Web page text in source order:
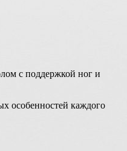
с поддержкой ног и
особенностей каждого